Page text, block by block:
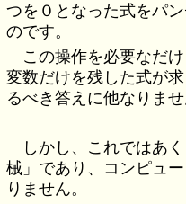
つを０となった式をパ
のです。
この操作を必要なだ
変数だけを残した式が
るべき答えに他なりませ
しかし、これではあ
械」であり、コンピュ
りません。